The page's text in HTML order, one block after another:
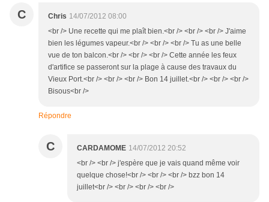
C Chris 14/07/2012 08:00
<br /> Une recette qui me plaît bien.<br /> <br /> <br /> J'aime
bien les légumes vapeur.<br /> <br /> <br /> Tu as une belle
vue de ton balcon.<br /> <br /> <br /> Cette année les feux
d'artifice se passeront sur la plage à cause des travaux du
Vieux Port.<br /> <br /> <br /> Bon 14 juillet.<br /> <br /> <br />
Bisous<br />
Répondre
C CARDAMOME 14/07/2012 20:52
<br /> <br /> j'espère que je vais quand même voir
quelque chose!<br /> <br /> <br /> bzz bon 14
juillet<br /> <br /> <br /> <br />